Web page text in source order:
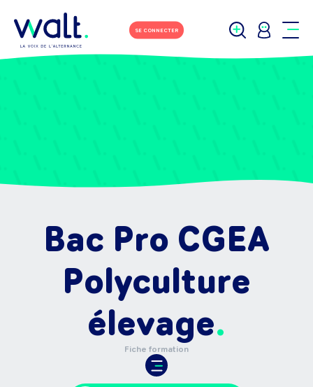
SE CONNECTER
Bac Pro CGEA
Polyculture
élevage
Fiche formation